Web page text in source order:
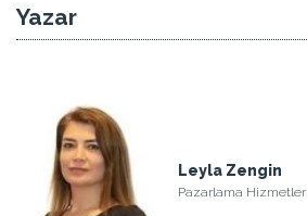
Yazar
Leyla Zengin
Pazarlama